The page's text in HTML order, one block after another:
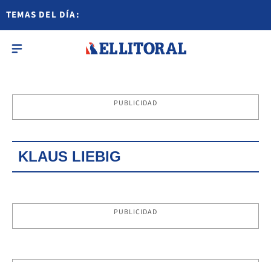
TEMAS DEL DÍA:
PUBLICIDAD
KLAUS LIEBIG
PUBLICIDAD